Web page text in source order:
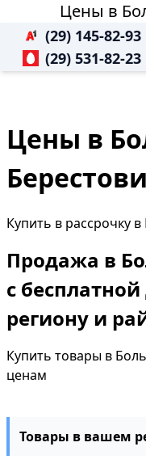
Цены в
(29) 145-82-93
(29) 531-82-23
Цены в
Купить в рассрочку
Продажа в
с
региону и
Купить товары в
ценам
Товары в вашем